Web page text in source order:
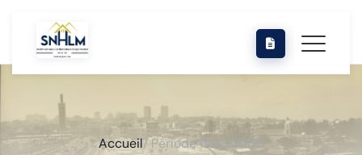
Accueil/ Période 1991-2005